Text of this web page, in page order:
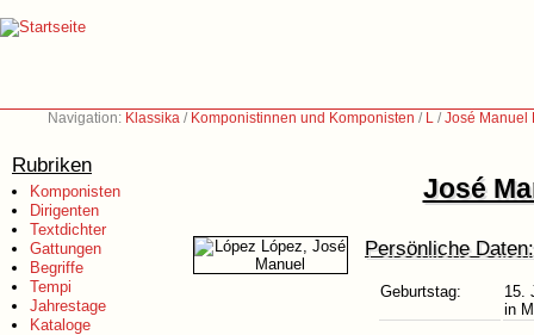
Navigation: Klassika / Komponistinnen und Komponisten / L /José Manuel
Rubriken
Komponisten
Dirigenten
Textdichter
Gattungen
Begriffe
Tempi
Jahrestage
Kataloge
José
Persönliche Daten:
Geburtstag:
15.
in